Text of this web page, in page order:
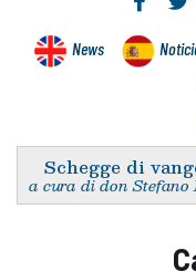
News
Schegge di
a cura di don Stefano